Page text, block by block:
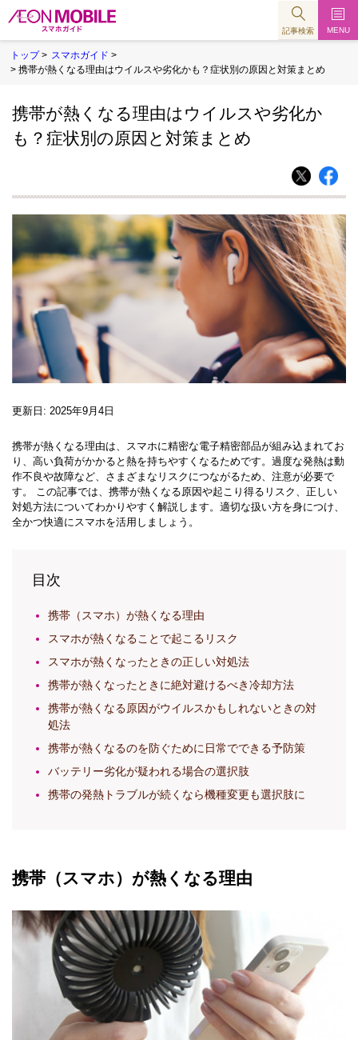
MENU
記事検索
トップ> スマホガイド >
> 携帯が熱くなる理由はウイルスや劣化かも？症状別の原因と対策まとめ
携帯が熱くなる理由はウイルスや劣化か
も？症状別の原因と対策まとめ
更新日: 2025年9月4日
携帯が熱くなる理由は、スマホに精密な電子精密部品が組み込まれてお
り、高い負荷がかかると熱を持ちやすくなるためです。過度な発熱は動
作不良や故障など、さまざまなリスクにつながるため、注意が必要で
す。 この記事では、携帯が熱くなる原因や起こり得るリスク、正しい
対処方法についてわかりやすく解説します。適切な扱い方を身につけ、
全かつ快適にスマホを活用しましょう。
目次
携帯（スマホ）が熱くなる理由
スマホが熱くなることで起こるリスク
スマホが熱くなったときの正しい対処法
携帯が熱くなったときに絶対避けるべき冷却方法
携帯が熱くなる原因がウイルスかもしれないときの対
処法
携帯が熱くなるのを防ぐために日常でできる予防策
バッテリー劣化が疑われる場合の選択肢
携帯の発熱トラブルが続くなら機種変更も選択肢に
携帯（スマホ）が熱くなる理由